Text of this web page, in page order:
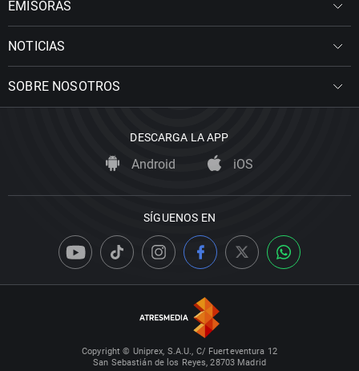
EMISORAS
NOTICIAS
SOBRE NOSOTROS
DESCARGA LA APP
Android iOS
SÍGUENOS EN
Copyright © Uniprex, S.A.U., C/ Fuerteventura 12
San Sebastián de los Reyes, 28703 Madrid